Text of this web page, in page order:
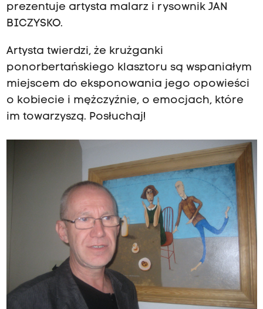
prezentuje artysta malarz i rysownik JAN
BICZYSKO.
Artysta twierdzi, że krużganki
ponorbertańskiego klasztoru są wspaniałym
miejscem do eksponowania jego opowieści
o kobiecie i mężczyźnie, o emocjach, które
im towarzyszą. Posłuchaj!